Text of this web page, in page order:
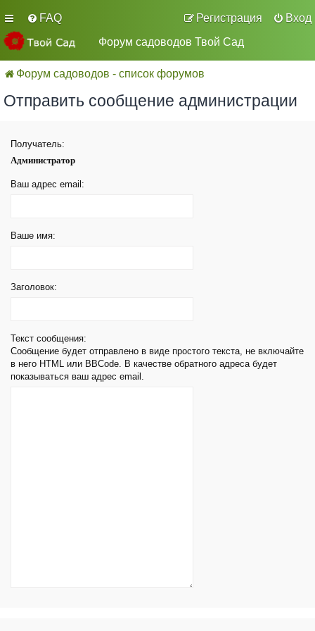
FAQ Вход
Регистрация
Форум садоводов Твой Сад
Форум садоводов - список форумов
Отправить сообщение администрации
Получатель:
Администратор
Ваш адрес email:
Ваше имя:
Заголовок:
Текст сообщения:
Сообщение будет отправлено в виде простого текста, не включайте
в него HTML или BBCode. В качестве обратного адреса будет
показываться ваш адрес email.